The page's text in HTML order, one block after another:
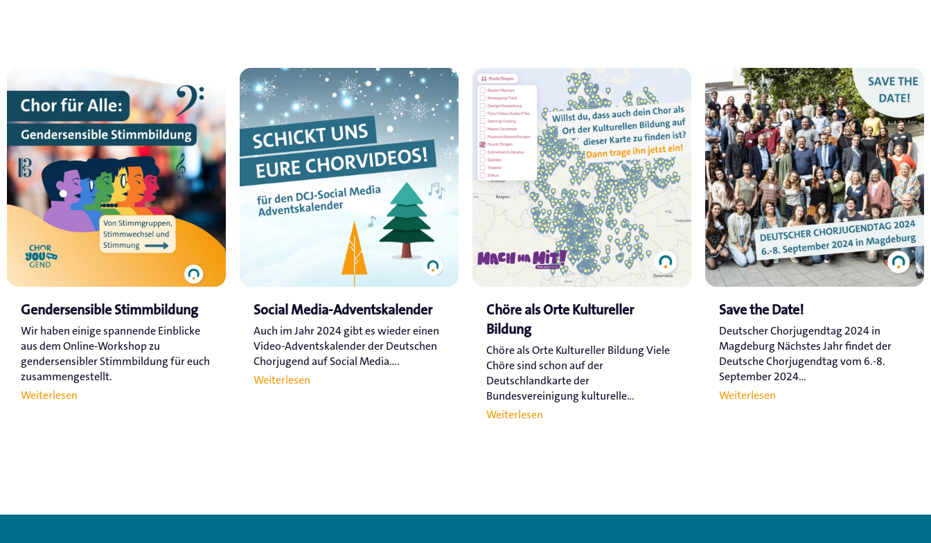
Gendersensible Stimmbildung
Wir haben einige spannende Einblicke
aus dem Online-Workshop zu
gendersensibler Stimmbildung für euch
zusammengestellt.
Weiterlesen
Social Media-Adventskalender
Auch im Jahr 2024 gibt es wieder einen
Video-Adventskalender der Deutschen
Chorjugend auf Social Media....
Weiterlesen
Chöre als Orte Kultureller
Bildung
Chöre als Orte Kultureller Bildung Viele
Chöre sind schon auf der
Deutschlandkarte der
Bundesvereinigung kulturelle...
Weiterlesen
Save the Date!
Deutscher Chorjugendtag 2024 in
Magdeburg Nächstes Jahr findet der
Deutsche Chorjugendtag vom 6.-8.
September 2024...
Weiterlesen